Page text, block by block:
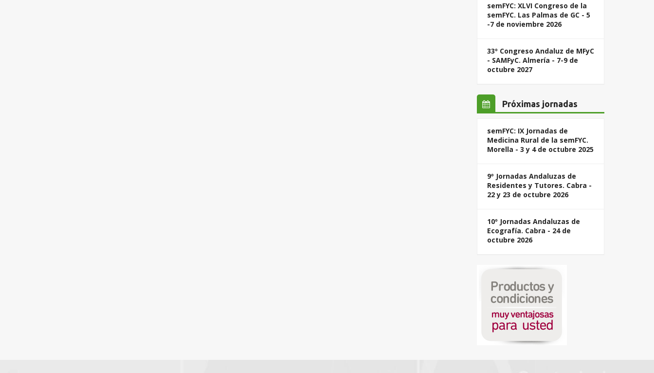
semFYC: XLVI Congreso de la
semFYC. Las Palmas de GC - 5
-7 de noviembre 2026
33º Congreso Andaluz de MFyC
- SAMFyC. Almería - 7-9 de
octubre 2027
Próximas jornadas
semFYC: IX Jornadas de
Medicina Rural de la semFYC.
Morella - 3 y 4 de octubre 2025
9º Jornadas Andaluzas de
Residentes y Tutores. Cabra -
22 y 23 de octubre 2026
10º Jornadas Andaluzas de
Ecografía. Cabra - 24 de
octubre 2026